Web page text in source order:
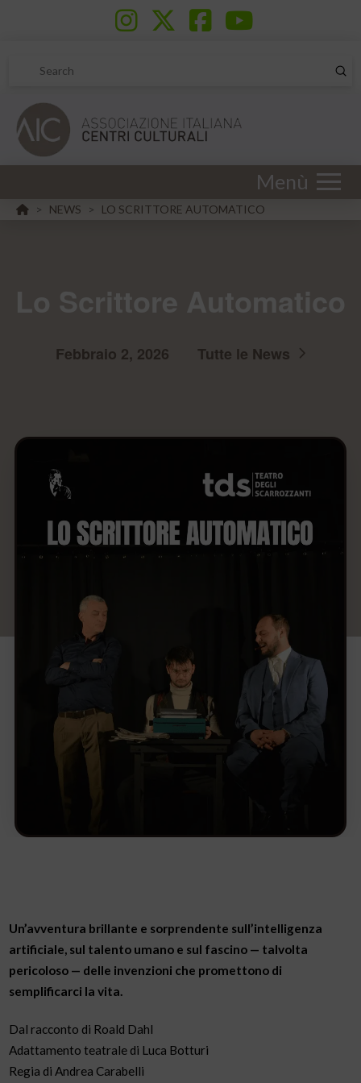
Search
Menù
HOME
> NEWS > LO SCRITTORE AUTOMATICO
Febbraio 2, 2026 Tutte le News
Un’avventura brillante e sorprendente sull’intelligenza
artificiale, sul talento umano e sul fascino — talvolta
pericoloso — delle invenzioni che promettono di
semplificarci la vita.
Dal racconto di Roald Dahl
Adattamento teatrale di Luca Botturi
Regia di Andrea Carabelli